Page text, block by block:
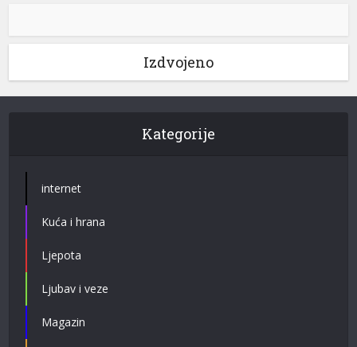
Izdvojeno
Kategorije
internet
Kuća i hrana
Ljepota
Ljubav i veze
Magazin